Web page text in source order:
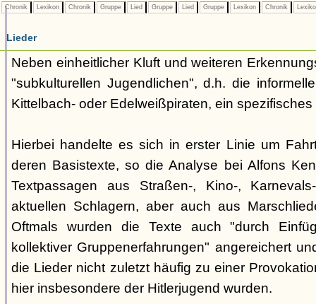
Chronik Lexikon Chronik Gruppe Lied Gruppe Lied Gruppe Lexikon Chronik
Lieder
Neben einheitlicher Kluft und weiteren
"subkulturellen Jugendlichen", d.h. die
Kittelbach- oder Edelweißpiraten, ein
Hierbei handelte es sich in erster Linie um
deren Basistexte, so die Analyse bei Alfons
Textpassagen aus Straßen-, Kino-,
aktuellen Schlagern, aber auch aus
Oftmals wurden die Texte auch "durch
kollektiver Gruppenerfahrungen" angereichert
die Lieder nicht zuletzt häufig zu einer
hier insbesondere der Hitlerjugend wurden.